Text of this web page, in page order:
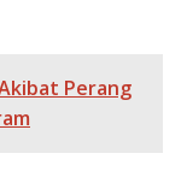
Perang